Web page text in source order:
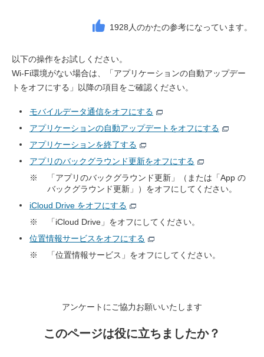
1928 人のかたの参考になっています。
以下の操作をお試しください。
Wi-Fi環境がない場合は、「アプリケーションの自動アップデー
トをオフにする」以降の項目をご確認ください。
モバイルデータ通信をオフにする
アプリケーションの自動アップデートをオフにする
アプリケーションを終了する
アプリのバックグラウンド更新をオフにする
※
「アプリのバックグラウンド更新」（または「App の
バックグラウンド更新」）をオフにしてください。
iCloud Drive をオフにする
※
「iCloud Drive」をオフにしてください。
位置情報サービスをオフにする
※
「位置情報サービス」をオフにしてください。
アンケートにご協力お願いいたします
このページは役に立ちましたか？